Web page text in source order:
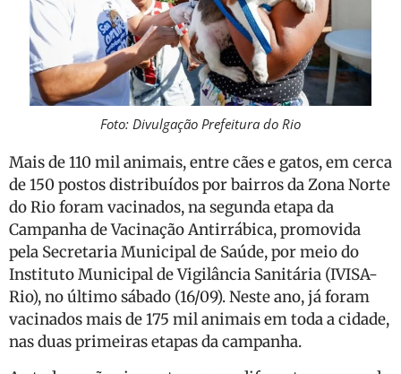
Foto: Divulgação Prefeitura do Rio
Mais de 110 mil animais, entre cães e gatos, em cerca
de 150 postos distribuídos por bairros da Zona Norte
do Rioforam vacinados, na segunda etapa da
Campanha de Vacinação Antirrábica, promovida
pela Secretaria Municipal de Saúde, por meio do
Instituto Municipal de Vigilância Sanitária (IVISA-
Rio), no último sábado (16/09). Neste ano, já foram
vacinados mais de 175 mil animais em toda a cidade,
nas duas primeiras etapas da campanha.